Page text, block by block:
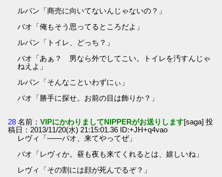
ルパン「商売に向いてないんじゃないの？」
バオ「俺もそう思ってるところだよ」
ルパン「トイレ、どっち？」
バオ「あぁ？ 男なら外でしてこい。トイレを汚すんじゃ
ねえよ」
ルパン「そんなこといわずにぃ」
バオ「勝手に探せ。お前の目は飾りか？」
28 名前：VIPにかわりましてNIPPERがお送りします[saga] 投
稿日：2013/11/20(水) 21:15:01.36 ID:+JH+q4vao
レヴィ「――バオ、来てやってぜ」
バオ「レヴィか。昼も夜も来てくれるとは、嬉しいね」
レヴィ「その割には顔が死んでるぞ？」